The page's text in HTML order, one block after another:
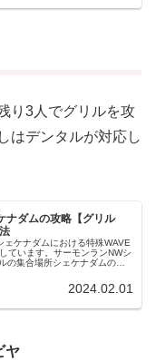
り3人でグリルを攻
はデンタルが対応し
ナダムの攻略【グリル
ェケナダムにおける特殊WAVE
ています。サーモンランNWシ
の集合場所シェケナダムの特
2024.02.01
ヤ